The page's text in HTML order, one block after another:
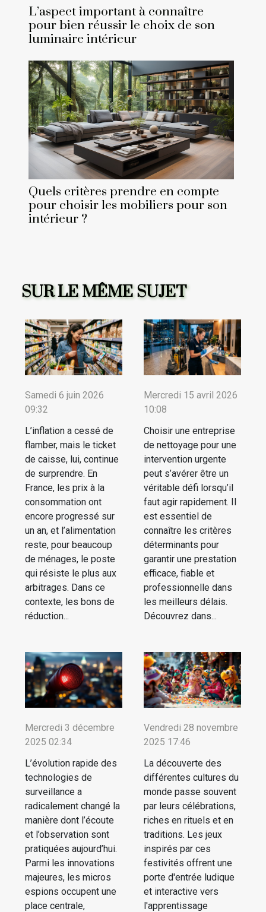
L’aspect important à connaître
pour bien réussir le choix de son
luminaire intérieur
Quels critères prendre en compte
pour choisir les mobiliers pour son
intérieur ?
SUR LE MÊME SUJET
Samedi 6 juin 2026
09:32
L’inflation a cessé de
flamber, mais le ticket
de caisse, lui, continue
de surprendre. En
France, les prix à la
consommation ont
encore progressé sur
un an, et l’alimentation
reste, pour beaucoup
de ménages, le poste
qui résiste le plus aux
arbitrages. Dans ce
contexte, les bons de
réduction...
Mercredi 15 avril 2026
10:08
Choisir une entreprise
de nettoyage pour une
intervention urgente
peut s’avérer être un
véritable défi lorsqu’il
faut agir rapidement. Il
est essentiel de
connaître les critères
déterminants pour
garantir une prestation
efficace, fiable et
professionnelle dans
les meilleurs délais.
Découvrez dans...
Mercredi 3 décembre
2025 02:34
L’évolution rapide des
technologies de
surveillance a
radicalement changé la
manière dont l’écoute
et l’observation sont
pratiquées aujourd’hui.
Parmi les innovations
majeures, les micros
espions occupent une
place centrale,
Vendredi 28 novembre
2025 17:46
La découverte des
différentes cultures du
monde passe souvent
par leurs célébrations,
riches en rituels et en
traditions. Les jeux
inspirés par ces
festivités offrent une
porte d'entrée ludique
et interactive vers
l'apprentissage